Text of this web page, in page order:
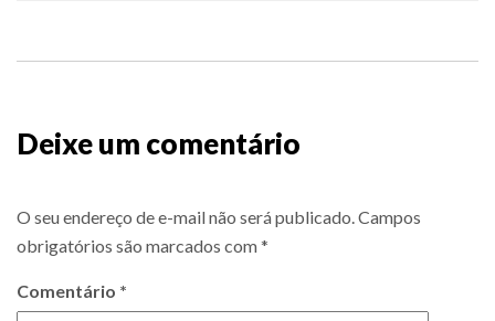
Deixe um comentário
O seu endereço de e-mail não será publicado. Campos
obrigatórios são marcados com*
Comentário *